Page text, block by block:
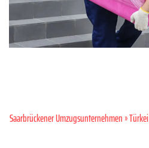
Saarbrückener Umzugsunternehmen»Türkei